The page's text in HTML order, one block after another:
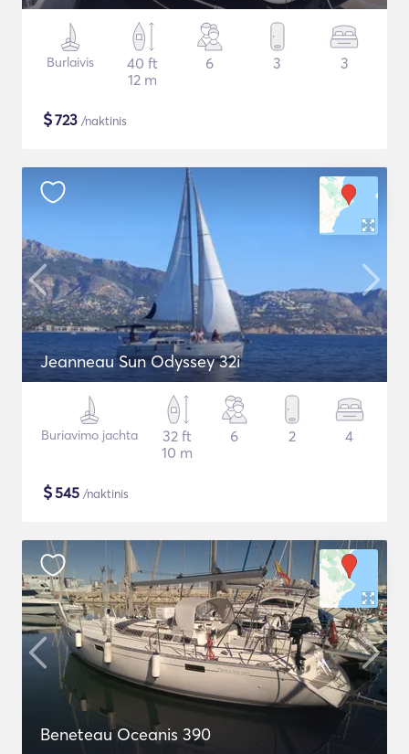
Burlaivis
40 ft
12 m
6 3 3
$723 /naktinis
Jeanneau Sun Odyssey 32i
Buriavimo jachta
32 ft
10 m
6 2 4
$545 /naktinis
Beneteau Oceanis 390